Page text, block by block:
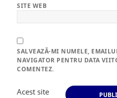
SITE WEB
SALVEAZĂ-MI NUMELE,
NAVIGATOR PENTRU DATA
COMENTEZ.
Acest site